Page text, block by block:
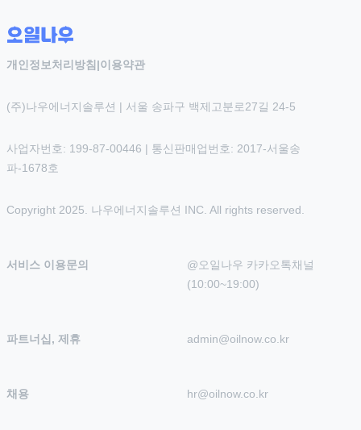
개인정보처리방침 |이용약관
(주)나우에너지솔루션 | 서울 송파구 백제고분로27길 24-5
사업자번호: 199-87-00446 | 통신판매업번호: 2017-서울송
파-1678호
Copyright 2025. 나우에너지솔루션 INC. All rights reserved.
서비스 이용문의
@오일나우 카카오톡채널
(10:00~19:00)
파트너십, 제휴 admin@oilnow.co.kr
채용 hr@oilnow.co.kr